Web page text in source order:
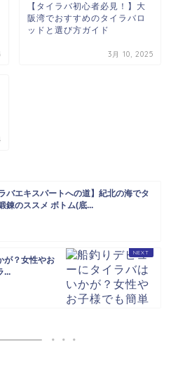
【タイラバ初心者必見！】大
阪湾でおすすめのタイラバロ
ッドと選び方ガイド
3月 10, 2025
バエキスパートへの道】紀北の海でタ
錬のススメ ボトム(底...
が？女性やお
...